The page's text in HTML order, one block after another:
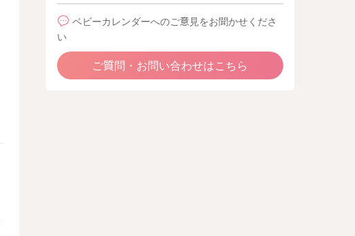
ベビーカレンダーへのご意見をお聞かせくださ
い
ご質問・お問い合わせはこちら